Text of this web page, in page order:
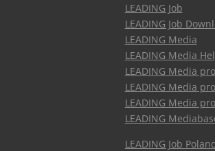
LEADING Job
LEADING Job
LEADING Media
LEADING Media
LEADING Media
LEADING Media
LEADING Media
LEADING
LEADING Job